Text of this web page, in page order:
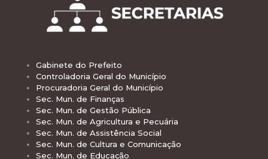
Gabinete do Prefeito
Controladoria Geral do Município
Procuradoria Geral do Município
Sec. Mun. de Finanças
Sec. Mun. de Gestão Pública
Sec. Mun. de Agricultura e Pecuária
Sec. Mun. de Assistência Social
Sec. Mun. de Cultura e Comunicação
Sec. Mun. de Educação